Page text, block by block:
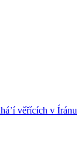
věřících v Íránu